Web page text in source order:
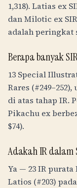
1,318). Latias ex
dan Milotic ex SIR
adalah peringkat
Berapa banyak
13 Special
Rares
di atas tahap IR.
Pikachu ex
$74).
Adakah IR dalam
Ya — 23 IR purata
Latios (#203) pada